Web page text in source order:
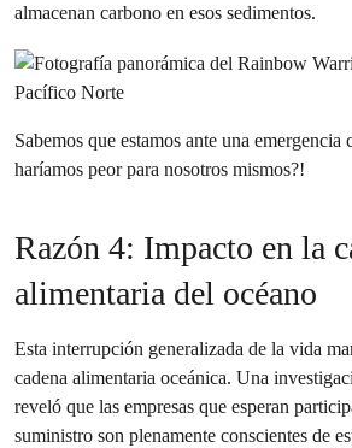
almacenan carbono en esos sedimentos.
Sabemos que estamos ante una emergencia
haríamos peor para nosotros mismos?!
Razón 4: Impacto en la
alimentaria del océano
Esta interrupción generalizada de la vida
cadena alimentaria oceánica. Una
reveló que las empresas que esperan
suministro son plenamente conscientes de